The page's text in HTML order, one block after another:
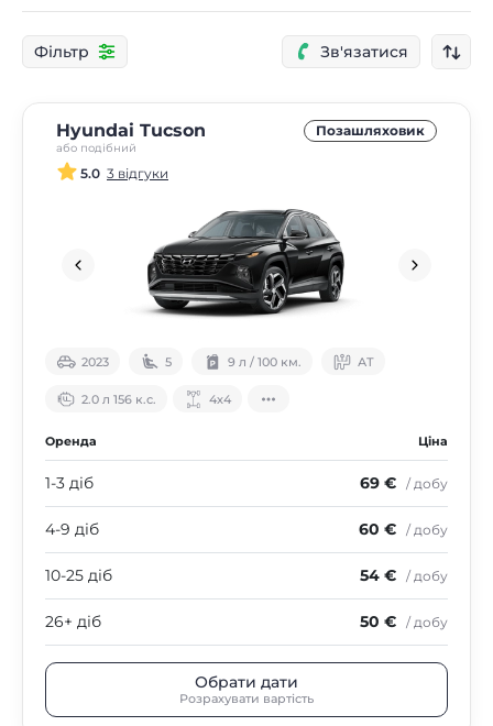
Фільтр Зв'язатися
Hyundai Tucson
або подібний
Позашляховик
5.0 3 відгуки
2023 5 9 л / 100 км. АТ
2.0 л 156 к.с. 4х4
Оренда Ціна
1-3 діб 69 € / добу
4-9 діб 60 € / добу
10-25 діб 54 € / добу
26+ діб 50 € / добу
Обрати дати
Розрахувати вартість